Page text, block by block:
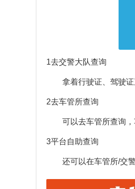
1去交警大队查询
拿着行驶证、驾驶
2去车管所查询
可以去车管所查询
3平台自助查询
还可以在车管所/交